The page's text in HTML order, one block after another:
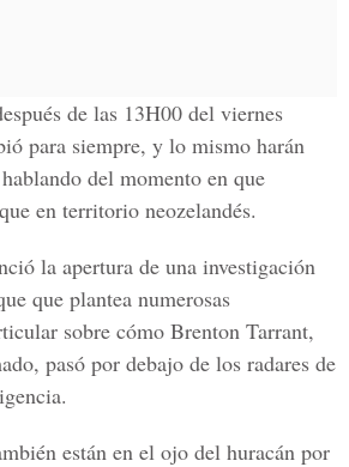
de las 13H00 del viernes
para siempre, y lo mismo harán
del momento en que
en territorio neozelandés.
la apertura de una investigación
que plantea numerosas
sobre cómo Brenton Tarrant,
pasó por debajo de los radares de
están en el ojo del huracán por